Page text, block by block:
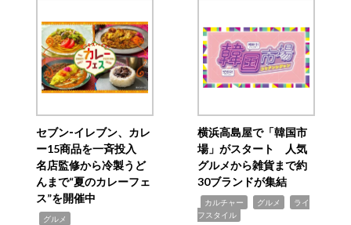
セブン‐イレブン、カレ
ー15商品を一斉投入
名店監修から冷製うど
んまで“夏のカレーフェ
ス”を開催中
グルメ
横浜高島屋で「韓国市
場」がスタート 人気
グルメから雑貨まで約
30ブランドが集結
カルチャー グルメ
ライ
フスタイル